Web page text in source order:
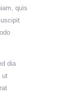
quis
dia
ut